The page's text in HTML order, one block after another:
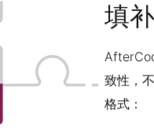
填
致性，
格式：